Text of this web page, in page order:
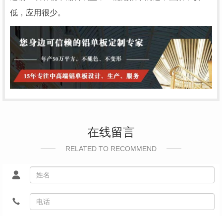
低，应用很少。
在线留言
RELATED TO RECOMMEND